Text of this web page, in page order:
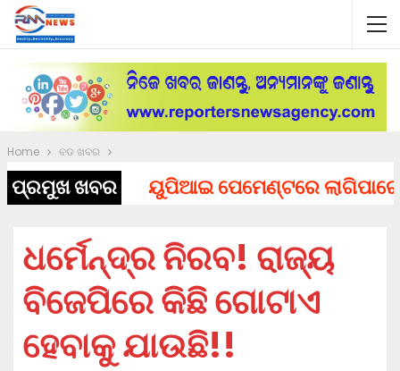
Home ବଡ ଖବର
ପ୍ରମୁଖ ଖବରୟୁପିଆଇ ପେମେଣ୍ଟରେ ଲାଗିପାରେ
ଧର୍ମେନ୍ଦ୍ର ନିରବ! ରାଜ୍ୟ
ବିଜେପିରେ କିଛି ଗୋଟାଏ
ହେବାକୁ ଯାଉଛି!!